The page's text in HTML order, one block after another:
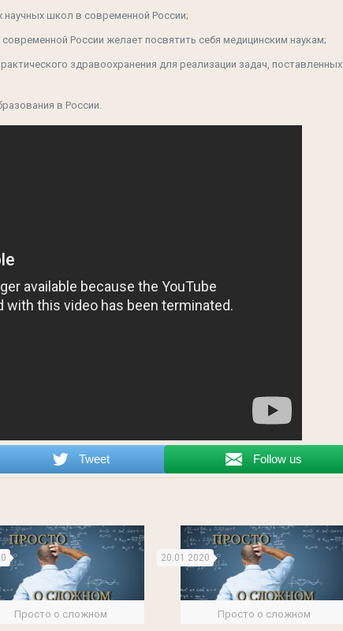
научных школ в современной России;
России желает посвятить себя медицинским наукам;
здравоохранения для реализации задач, поставленных
в России.
Tweet Follow us
Просто о сложном Просто о сложном
20.01.2020